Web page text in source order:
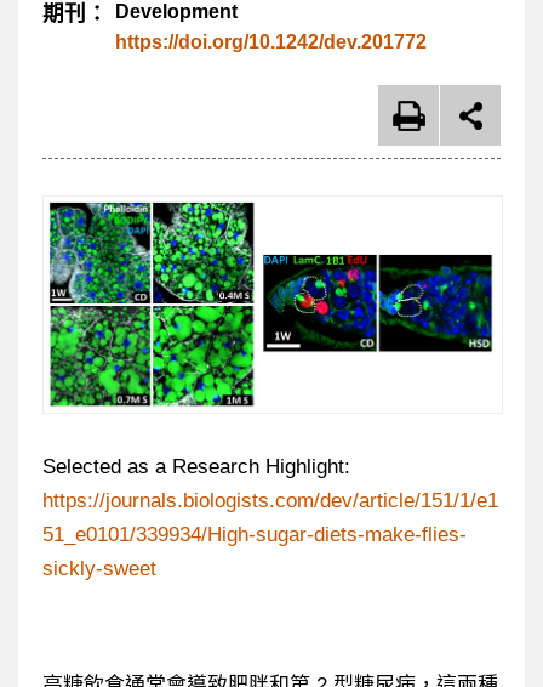
期刊：
Development
https://doi.org/10.1242/dev.201772
Selected as a Research Highlight:
https://journals.biologists.com/dev/article/151/1/e1
51_e0101/339934/High-sugar-diets-make-flies-
sickly-sweet